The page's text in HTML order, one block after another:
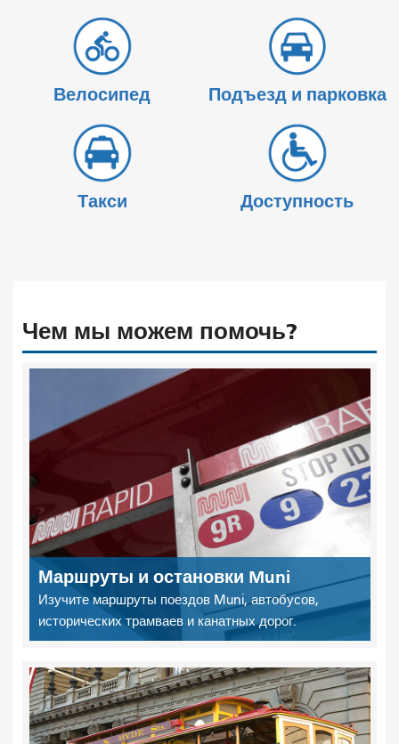
Велосипед Подъезд и парковка
Такси Доступность
Чем мы можем помочь?
Маршруты и остановки Muni
Изучите маршруты поездов Muni, автобусов,
исторических трамваев и канатных дорог.